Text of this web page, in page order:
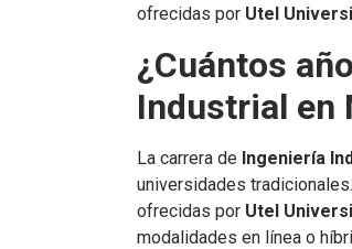
ofrecidas por Utel
¿Cuántos
Industrial en
La carrera de Ingeniería
universidades
ofrecidas por Utel
modalidades en línea o